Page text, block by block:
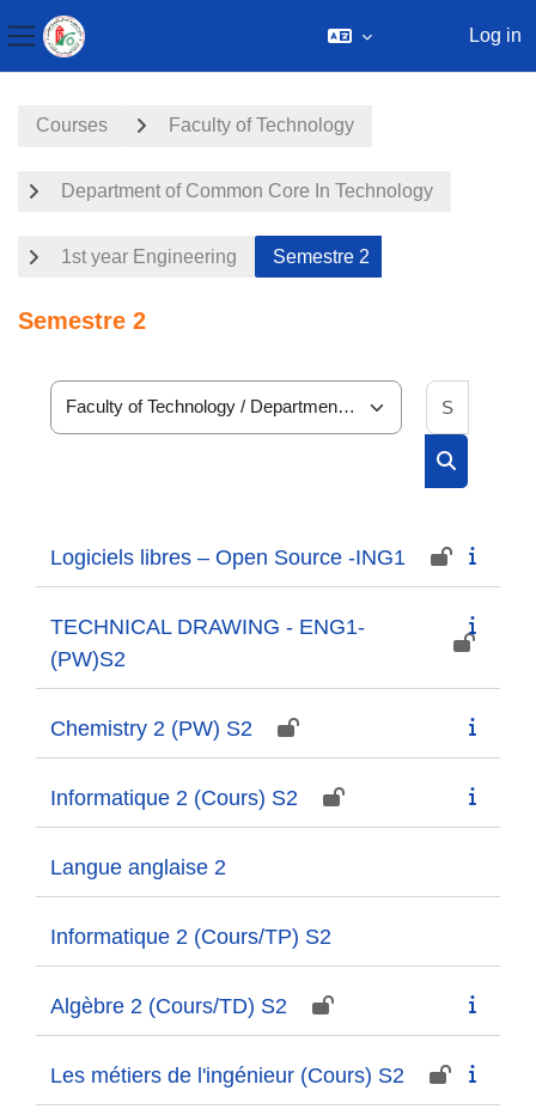
Side panel
Log in
Courses Faculty of Technology
Department of Common Core In Technology
1st year Engineering Semestre 2
Semestre 2
Course categories
Logiciels libres – Open Source -ING1
TECHNICAL DRAWING - ENG1-
(PW)S2
Chemistry 2 (PW) S2
Informatique 2 (Cours) S2
Langue anglaise 2
Informatique 2 (Cours/TP) S2
Algèbre 2 (Cours/TD) S2
Les métiers de l'ingénieur (Cours) S2